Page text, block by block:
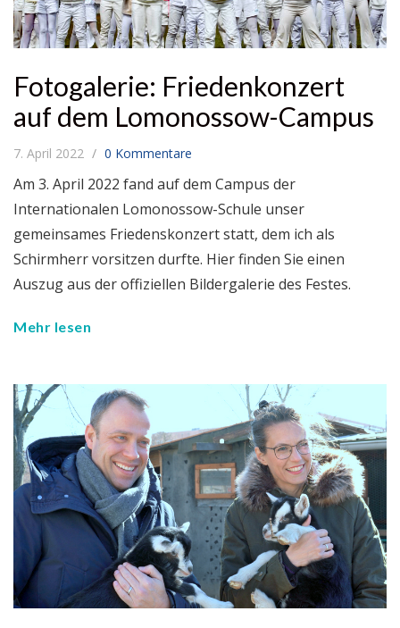
Fotogalerie: Friedenkonzert
auf dem Lomonossow-Campus
7. April 2022 0 Kommentare
Am 3. April 2022 fand auf dem Campus der
Internationalen Lomonossow-Schule unser
gemeinsames Friedenskonzert statt, dem ich als
Schirmherr vorsitzen durfte. Hier finden Sie einen
Auszug aus der offiziellen Bildergalerie des Festes.
Mehr lesen